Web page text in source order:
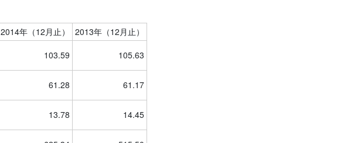
2014年（12月止）
2013年（12月止）
103.59 105.63
61.28 61.17
13.78 14.45